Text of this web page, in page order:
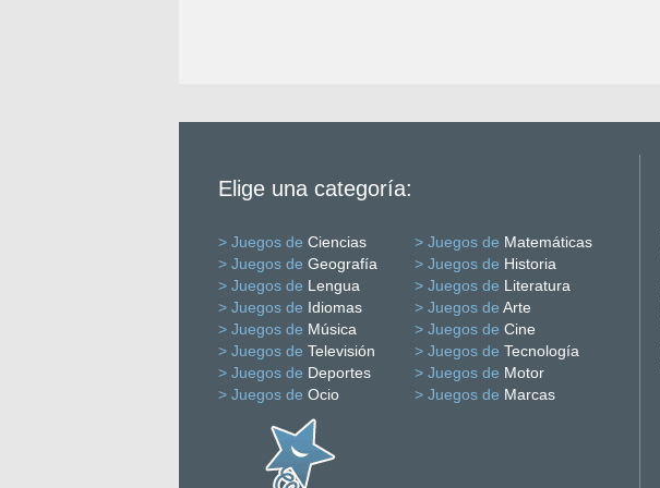
Elige una categoría:
> Juegos de Ciencias > Juegos de Matemáticas
> Juegos de Geografía > Juegos de Historia
> Juegos de Lengua > Juegos de Literatura
> Juegos de Idiomas > Juegos de Arte
> Juegos de Música > Juegos de Cine
> Juegos de Televisión > Juegos de Tecnología
> Juegos de Deportes > Juegos de Motor
> Juegos de Ocio > Juegos de Marcas